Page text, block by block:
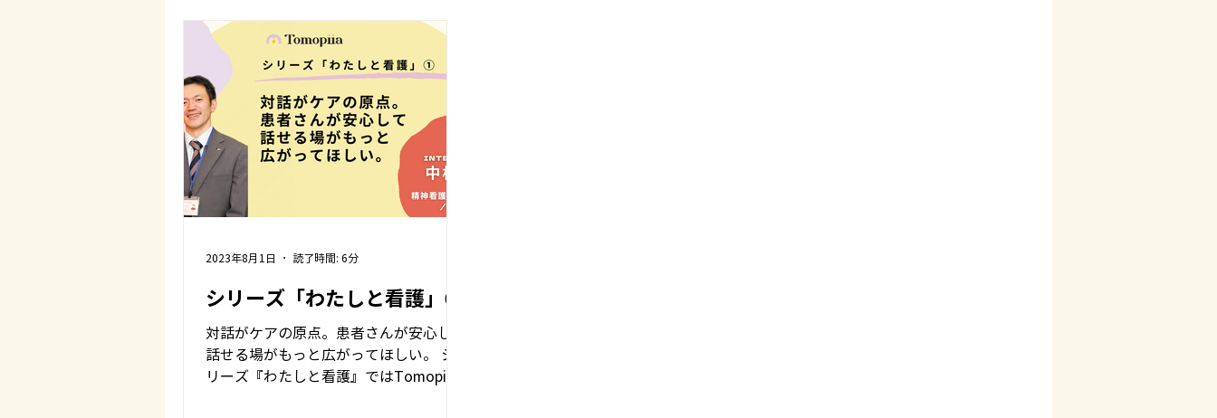
シリーズ「わたしと看護」①
対話がケアの原点。患者さんが安心して
話せる場がもっと広がってほしい。 シ
リーズ『わたしと看護』ではTomopiia
2023年8月1日 読了時間: 6分